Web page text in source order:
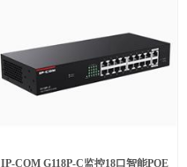
IP-COM G118P-C监控18口智能POE